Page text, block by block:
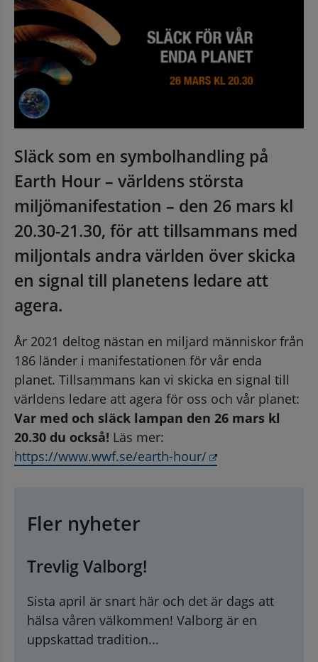
Släck som en symbolhandling på
Earth Hour – världens största
miljömanifestation – den 26 mars kl
20.30-21.30, för att tillsammans med
miljontals andra världen över skicka
en signal till planetens ledare att
agera.
År 2021 deltog nästan en miljard människor från
186 länder i manifestationen för vår enda
planet. Tillsammans kan vi skicka en signal till
Var med och släck lampan den 26 mars kl
20.30 du också!
https://www.wwf.se/earth-hour/ Länk till annan
Fler nyheter
Trevlig Valborg!
Sista april är snart här och det är dags att
hälsa våren välkommen! Valborg är en
uppskattad tradition...